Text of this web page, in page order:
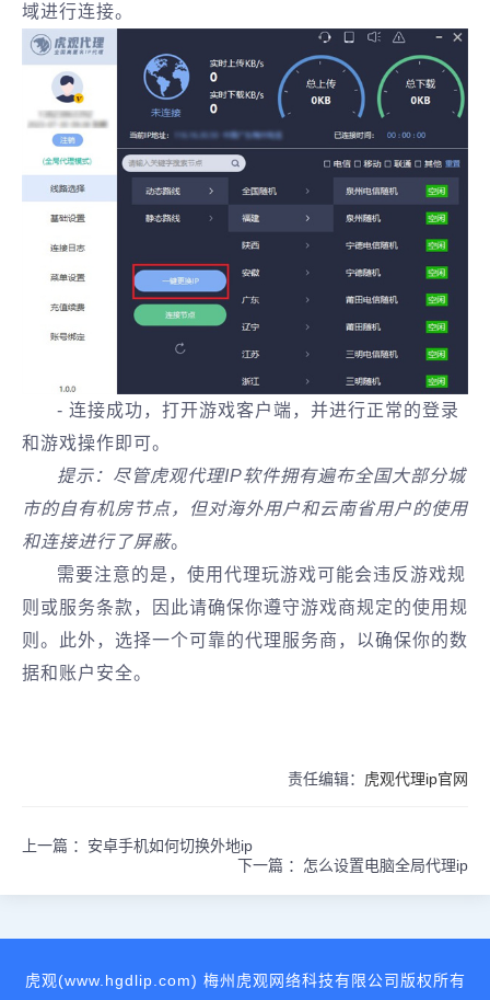
域进行连接。
- 连接成功，打开游戏客户端，并进行正常的登录
和游戏操作即可。
提示：尽管虎观代理IP软件拥有遍布全国大部分城
市的自有机房节点，但对海外用户和云南省用户的使用
和连接进行了屏蔽。
需要注意的是，使用代理玩游戏可能会违反游戏规
则或服务条款，因此请确保你遵守游戏商规定的使用规
则。此外，选择一个可靠的代理服务商，以确保你的数
据和账户安全。
责任编辑： 虎观代理ip官网
上一篇 ： 安卓手机如何切换外地ip
下一篇 ： 怎么设置电脑全局代理ip
虎观(www.hgdlip.com) 梅州虎观网络科技有限公司版权所有